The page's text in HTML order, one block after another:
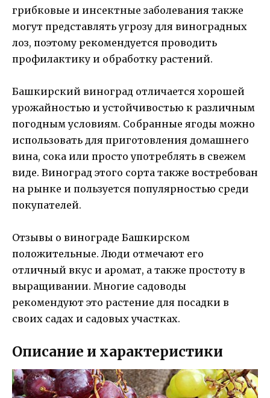
грибковые и инсектные заболевания также
могут представлять угрозу для виноградных
лоз, поэтому рекомендуется проводить
профилактику и обработку растений.
Башкирский виноград отличается хорошей
урожайностью и устойчивостью к различным
погодным условиям. Собранные ягоды можно
использовать для приготовления домашнего
вина, сока или просто употреблять в свежем
виде. Виноград этого сорта также востребован
на рынке и пользуется популярностью среди
покупателей.
Отзывы о винограде Башкирском
положительные. Люди отмечают его
отличный вкус и аромат, а также простоту в
выращивании. Многие садоводы
рекомендуют это растение для посадки в
своих садах и садовых участках.
Описание и характеристики